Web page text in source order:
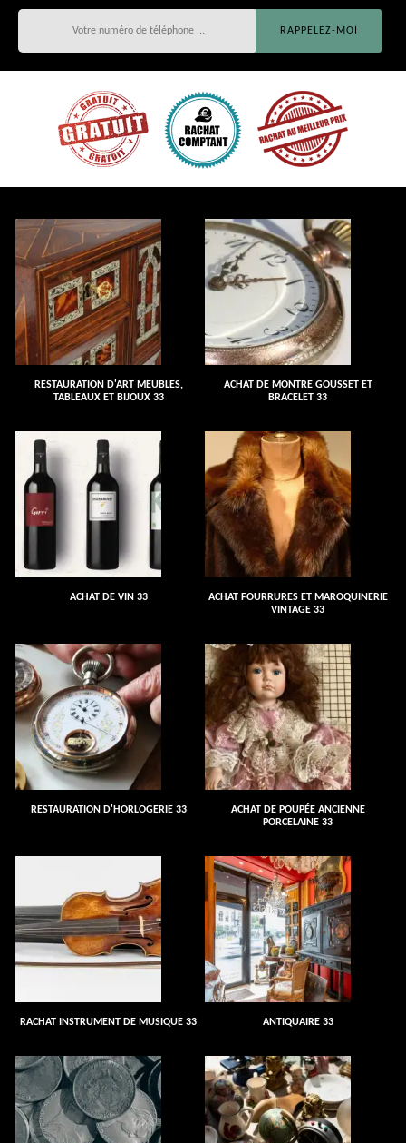
RESTAURATION D'ART MEUBLES,
TABLEAUX ET BIJOUX 33
ACHAT DE MONTRE GOUSSET ET
BRACELET 33
ACHAT DE VIN 33
ACHAT FOURRURES ET MAROQUINERIE
VINTAGE 33
RESTAURATION D'HORLOGERIE 33
ACHAT DE POUPÉE ANCIENNE
PORCELAINE 33
RACHAT INSTRUMENT DE MUSIQUE 33 ANTIQUAIRE 33